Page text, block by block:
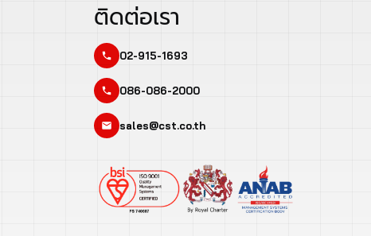
ติดต่อเรา
02-915-1693
086-086-2000
sales@cst.co.th